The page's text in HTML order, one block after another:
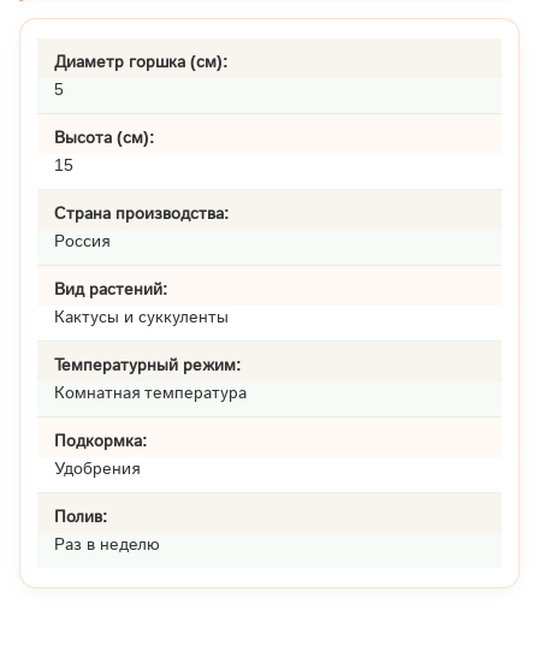
Диаметр горшка (см):
5
Высота (см):
15
Страна производства:
Россия
Вид растений:
Кактусы и суккуленты
Температурный режим:
Комнатная температура
Подкормка:
Удобрения
Полив:
Раз в неделю